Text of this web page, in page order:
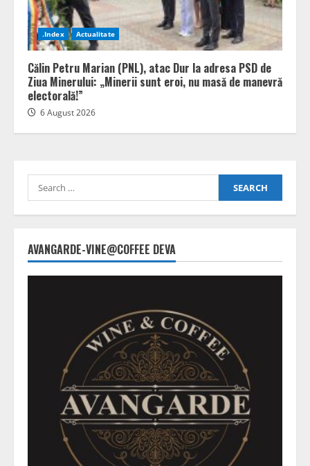
.Index Actualitate
Călin Petru Marian (PNL), atac Dur la adresa PSD de
Ziua Minerului: „Minerii sunt eroi, nu masă de manevră
electorală!”
6 August 2026
Search
for:
AVANGARDE-VINE@COFFEE DEVA